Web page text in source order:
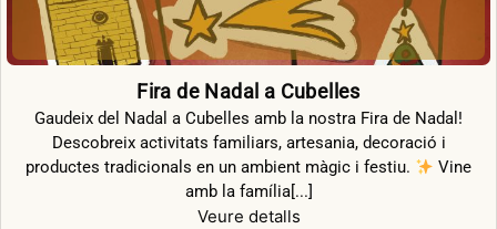
Fira de Nadal a Cubelles
Gaudeix del Nadal a Cubelles amb la nostra Fira de Nadal!
Descobreix activitats familiars, artesania, decoració i
productes tradicionals en un ambient màgic i festiu.
Vine
amb la família[...]
Veure detalls